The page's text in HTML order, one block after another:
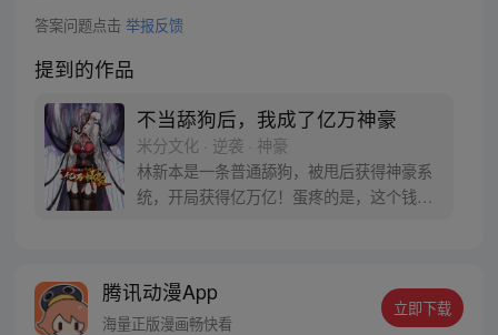
答案问题点击 举报反馈
提到的作品
不当舔狗后，我成了亿万神豪
米分文化 · 逆袭 · 神豪
林新本是一条普通舔狗，被甩后获得神豪系
统，开局获得亿万亿！蛋疼的是，这个钱只
腾讯动漫App
海量正版漫画畅快看
立即下载